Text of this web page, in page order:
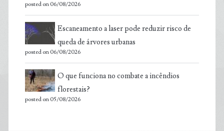
posted on 06/08/2026
Escaneamento a laser pode reduzir risco de
queda de árvores urbanas
posted on 06/08/2026
O que funciona no combate a incêndios
florestais?
posted on 05/08/2026